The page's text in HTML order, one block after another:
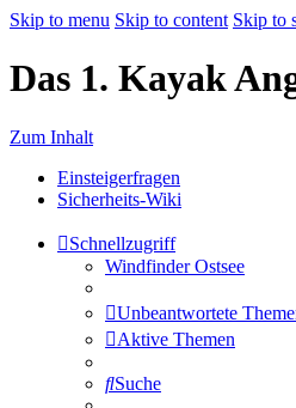
Skip to menu Skip to content Skip to
Das 1. Kayak
Zum Inhalt
Einsteigerfragen
Sicherheits-Wiki
Schnellzugriff
Windfinder Ostsee
Unbeantwortete
Aktive Themen
Suche